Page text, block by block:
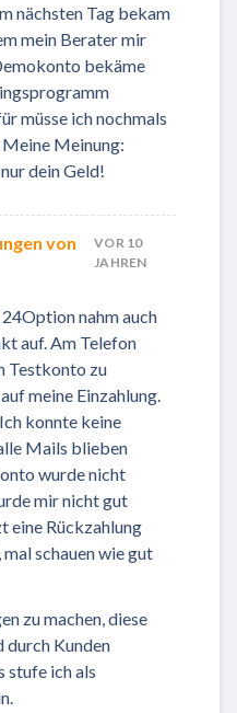
nächsten Tag bekam
mein Berater mir
bekäme
müsse ich nochmals
Meinung:
dein Geld!
von
VOR 10
JAHREN
nahm auch
auf. Am Telefon
Testkonto zu
meine Einzahlung.
konnte keine
Mails blieben
wurde nicht
mir nicht gut
eine Rückzahlung
schauen wie gut
zu machen, diese
durch Kunden
stufe ich als